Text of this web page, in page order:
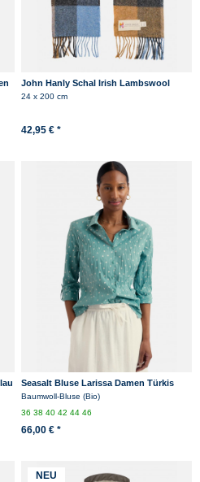
John Hanly Schal Irish Lambswool
Hellblau Braun Beige Check
24 x 200 cm
42,95 € *
Seasalt Bluse Larissa Damen Türkis
Hellblau Punkte Spot
Baumwoll-Bluse (Bio)
363840424446
66,00 € *
NEU